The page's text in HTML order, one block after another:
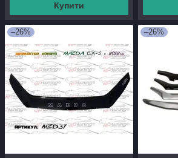
Купити
–26% –26%